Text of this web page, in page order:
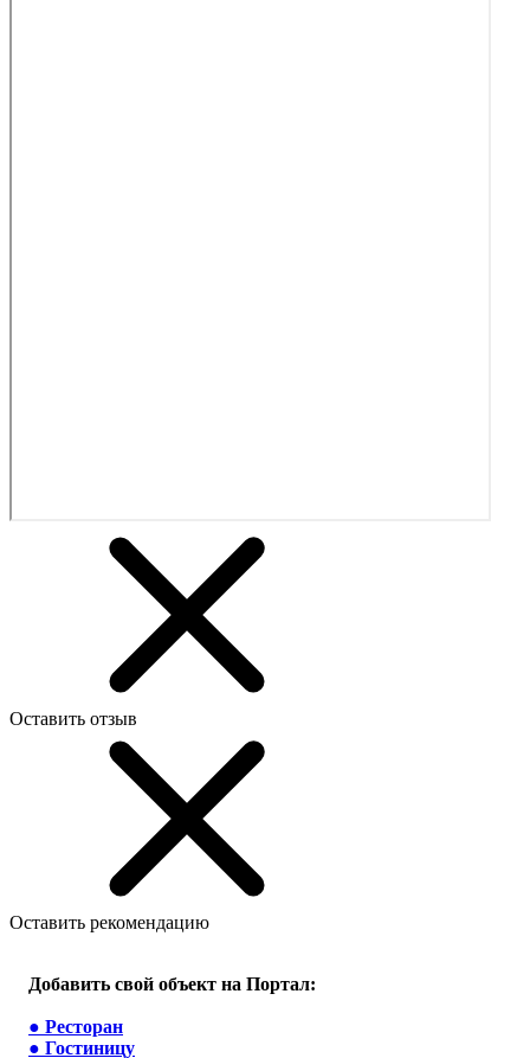
Оставить отзыв
Оставить рекомендацию
Добавить свой объект на Портал:
● Ресторан
● Гостиницу